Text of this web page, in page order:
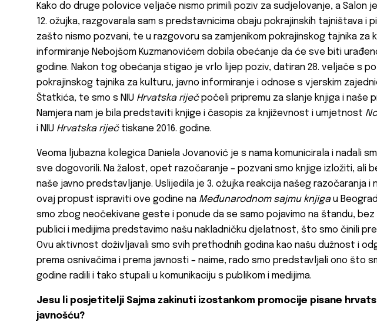
Kako do druge polovice veljače nismo primili poziv za sudjelovanje, a Salon
12. ožujka, razgovarala sam s predstavnicima obaju pokrajinskih tajništava i
zašto nismo pozvani, te u razgovoru sa zamjenikom pokrajinskog tajnika za
informiranje Nebojšom Kuzmanovićem dobila obećanje da će sve biti
godine. Nakon tog obećanja stigao je vrlo lijep poziv, datiran 28. veljače s
pokrajinskog tajnika za kulturu, javno informiranje i odnose s vjerskim
Štatkića, te smo s NIU Hrvatska riječpočeli pripremu za slanje knjiga i naše
Namjera nam je bila predstaviti knjige i časopis za književnost i umjetnost
i NIU Hrvatska riječ tiskane 2016. godine.
Veoma ljubazna kolegica Daniela Jovanović je s nama komunicirala i nadali
sve dogovorili. Na žalost, opet razočaranje – pozvani smo knjige izložiti, ali
naše javno predstavljanje. Uslijedila je 3. ožujka reakcija našeg razočaranja i
ovaj propust ispraviti ove godine na Međunarodnom sajmu knjigau
smo zbog neočekivane geste i ponude da se samo pojavimo na štandu,
publici i medijima predstavimo našu nakladničku djelatnost, što smo činili
Ovu aktivnost doživljavali smo svih prethodnih godina kao našu dužnost i
prema osnivačima i prema javnosti – naime, rado smo predstavljali ono što
godine radili i tako stupali u komunikaciju s publikom i medijima.
Jesu li posjetitelji Sajma zakinuti izostankom promocije pisane
javnošću?